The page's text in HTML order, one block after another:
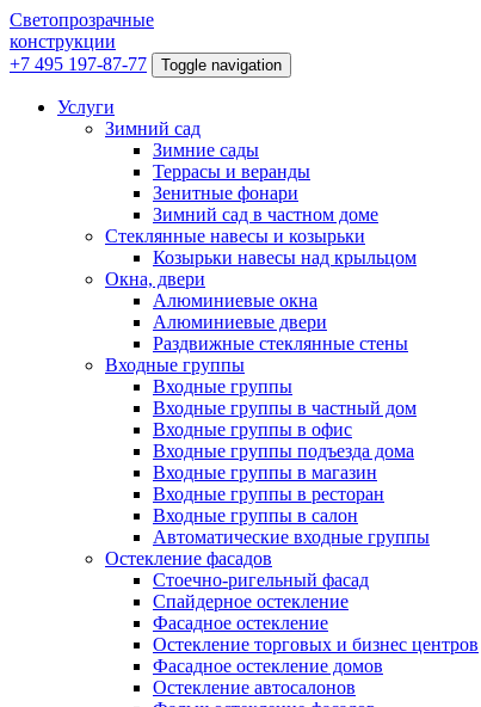
Светопрозрачные
конструкции
+7 495 197-87-77
Toggle navigation
Услуги
Зимний сад
Зимние сады
Террасы и веранды
Зенитные фонари
Зимний сад в частном доме
Стеклянные навесы и козырьки
Козырьки навесы над крыльцом
Окна, двери
Алюминиевые окна
Алюминиевые двери
Раздвижные стеклянные стены
Входные группы
Входные группы
Входные группы в частный дом
Входные группы в офис
Входные группы подъезда дома
Входные группы в магазин
Входные группы в ресторан
Входные группы в салон
Автоматические входные группы
Остекление фасадов
Стоечно-ригельный фасад
Спайдерное остекление
Фасадное остекление
Остекление торговых и бизнес центров
Фасадное остекление домов
Остекление автосалонов